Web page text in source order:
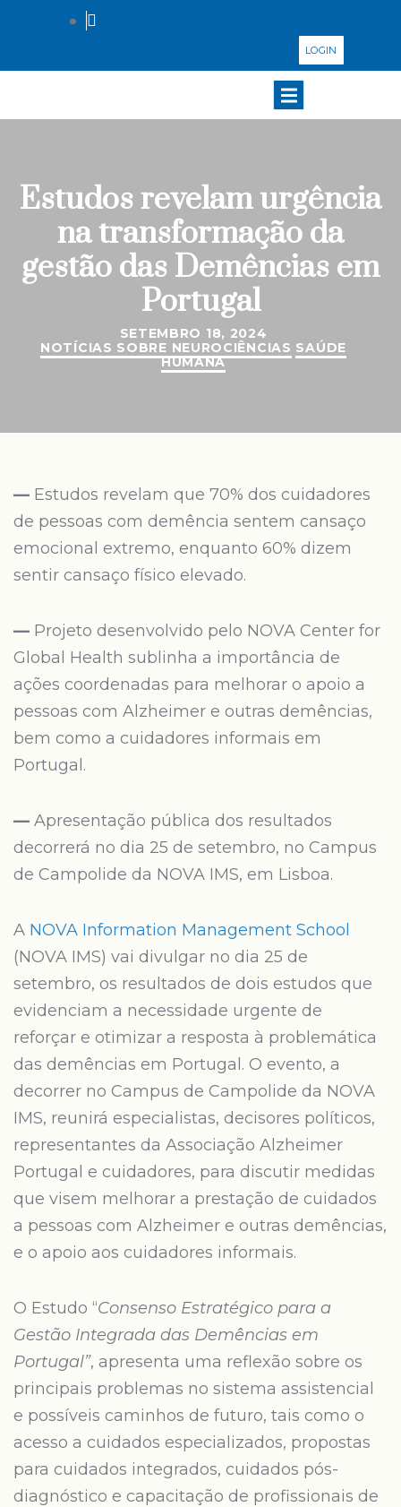
LOGIN
Estudos revelam urgência
na transformação da
gestão das Demências em
Portugal
SETEMBRO 18, 2024
NOTÍCIAS SOBRE NEUROCIÊNCIAS SAÚDE
HUMANA
— Estudos revelam que 70% dos cuidadores
de pessoas com demência sentem cansaço
emocional extremo, enquanto 60% dizem
sentir cansaço físico elevado.
— Projeto desenvolvido pelo NOVA Center for
Global Health sublinha a importância de
ações coordenadas para melhorar o apoio a
pessoas com Alzheimer e outras demências,
bem como a cuidadores informais em
Portugal.
— Apresentação pública dos resultados
decorrerá no dia 25 de setembro, no Campus
de Campolide da NOVA IMS, em Lisboa.
A NOVA Information Management School
(NOVA IMS) vai divulgar no dia 25 de
setembro, os resultados de dois estudos que
evidenciam a necessidade urgente de
reforçar e otimizar a resposta à problemática
das demências em Portugal. O evento, a
decorrer no Campus de Campolide da NOVA
IMS, reunirá especialistas, decisores políticos,
representantes da Associação Alzheimer
Portugal e cuidadores, para discutir medidas
que visem melhorar a prestação de cuidados
a pessoas com Alzheimer e outras demências,
e o apoio aos cuidadores informais.
O Estudo “Consenso Estratégico para a
Gestão Integrada das Demências em
Portugal”, apresenta uma reflexão sobre os
principais problemas no sistema assistencial
e possíveis caminhos de futuro, tais como o
acesso a cuidados especializados, propostas
para cuidados integrados, cuidados pós-
diagnóstico e capacitação de profissionais de